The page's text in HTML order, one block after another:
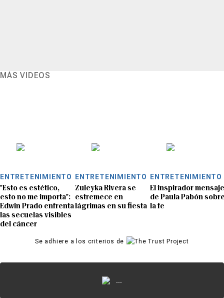
MÁS VIDEOS
ENTRETENIMIENTO
"Esto es estético,
esto no me importa":
Edwin Prado enfrenta
las secuelas visibles
del cáncer
ENTRETENIMIENTO
Zuleyka Rivera se
estremece en
lágrimas en su fiesta
ENTRETENIMIENTO
El inspirador mensaje
de Paula Pabón
la fe
Se adhiere a los criterios de
...